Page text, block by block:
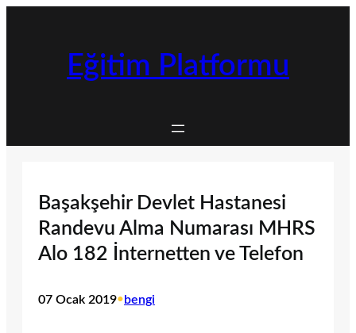
Eğitim Platformu
Başakşehir Devlet Hastanesi
Randevu Alma Numarası MHRS
Alo 182 İnternetten ve Telefon
07 Ocak 2019• bengi